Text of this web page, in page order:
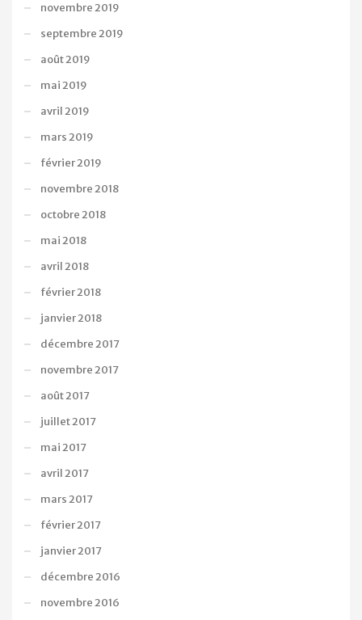
novembre 2019
septembre 2019
août 2019
mai 2019
avril 2019
mars 2019
février 2019
novembre 2018
octobre 2018
mai 2018
avril 2018
février 2018
janvier 2018
décembre 2017
novembre 2017
août 2017
juillet 2017
mai 2017
avril 2017
mars 2017
février 2017
janvier 2017
décembre 2016
novembre 2016